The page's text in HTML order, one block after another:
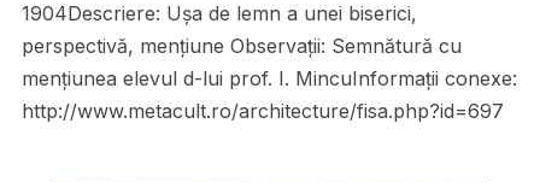
1904Descriere: Uşa de lemn a unei biserici,
perspectivă, menţiune Observații: Semnătură cu
menţiunea elevul d-lui prof. I. MincuInformații conexe:
http://www.metacult.ro/architecture/fisa.php?id=697